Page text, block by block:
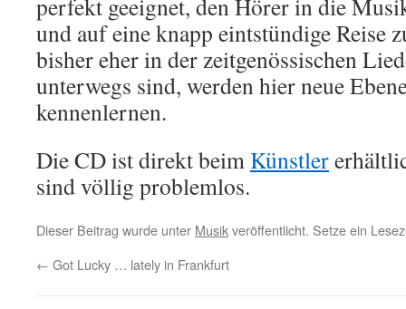
perfekt geeignet, den Hörer in die
und auf eine knapp eintstündige Reise
bisher eher in der zeitgenössischen
unterwegs sind, werden hier neue
kennenlernen.
Die CD ist direkt beim Künstler
sind völlig problemlos.
Dieser Beitrag wurde unter Musikveröffentlicht. Setze ein
← Got Lucky … lately in Frankfurt